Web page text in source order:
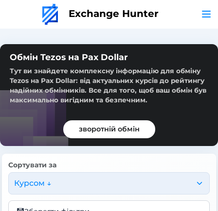
Exchange Hunter
Обмін Tezos на Pax Dollar
Тут ви знайдете комплексну інформацію для обміну
Tezos на Pax Dollar: від актуальних курсів до рейтингу
надійних обмінників. Все для того, щоб ваш обмін був
максимально вигідним та безпечним.
зворотній обмін
Сортувати за
Курсом ↓